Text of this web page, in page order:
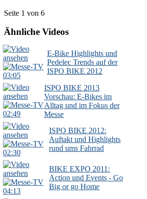
Seite 1 von 6
Ähnliche Videos
03:05
E-Bike Highlights und
Pedelec Trends auf der
ISPO BIKE 2012
02:49
ISPO BIKE 2013
Vorschau: E-Bikes im
Alltag und im Fokus der
Messe
02:30
ISPO BIKE 2012:
Auftakt und Highlights
rund ums Fahrrad
04:13
BIKE EXPO 2011:
Action und Events - Go
Big or go Home